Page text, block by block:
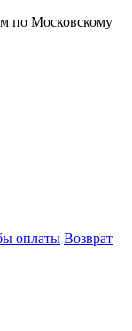
по Московcкому
оплаты Возврат